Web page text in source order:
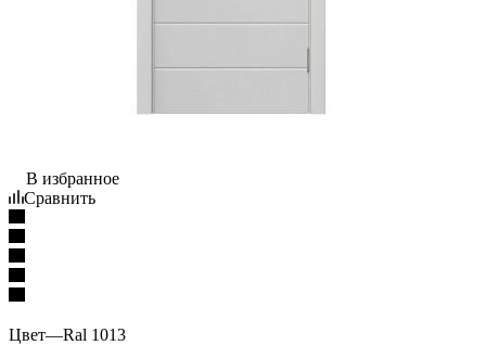
В избранное
Сравнить
Цвет—Ral 1013